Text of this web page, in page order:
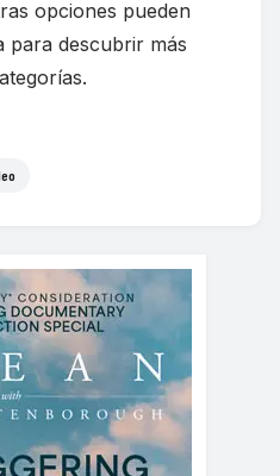
opciones pueden
para descubrir más